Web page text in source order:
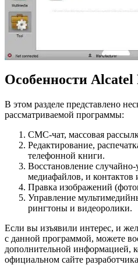
Особенности Alcatel
В этом разделе представлено
рассматриваемой программы:
СМС-чат, массовая
Редактирование,
телефонной книги.
Восстановление
медиафайлов, и контактов
Правка изображений
Управление
рингтоны и видеоролики.
Если вы изъявили интерес, и
с данной программой, можете
дополнительной информацией,
официальном сайте